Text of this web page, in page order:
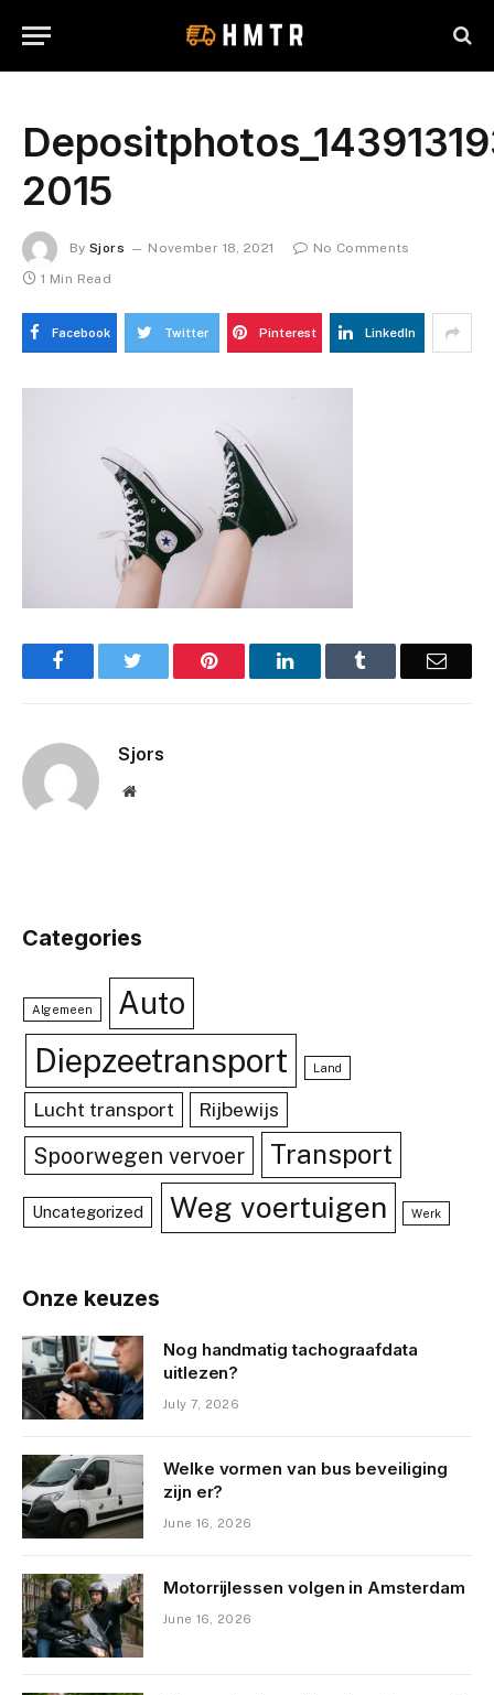
2015
By Sjors November 18, 2021
No Comments
1 Min Read
Facebook Twitter Pinterest LinkedIn
Facebook Pinterest LinkedIn Email
Sjors
Website
Categories
Algemeen Auto
Diepzeetransport Land
Lucht transport Rijbewijs
Spoorwegen vervoer Transport
Uncategorized Weg voertuigen Werk
Onze keuzes
Nog handmatig tachograafdata
uitlezen?
July 7, 2026
Welke vormen van bus beveiliging
zijn er?
June 16, 2026
Motorrijlessen volgen in Amsterdam
June 16, 2026